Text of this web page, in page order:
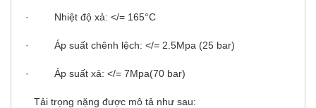
· Nhiệt độ xả: </= 165°C
· Áp suất chênh lệch: </= 2.5Mpa (25 bar)
· Áp suất xả: </= 7Mpa(70 bar)
Tải trọng nặng được mô tả như sau: